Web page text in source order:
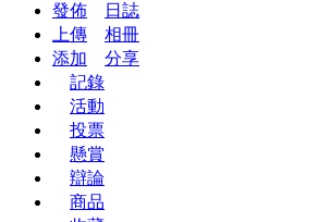
發佈
日誌
上傳
相冊
添加
分享
記錄
活動
投票
懸賞
辯論
商品